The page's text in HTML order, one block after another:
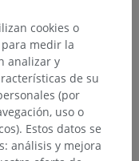
>
cookies o
medir la
analizar y
de su
(por
uso o
Estos datos se
análisis y mejora